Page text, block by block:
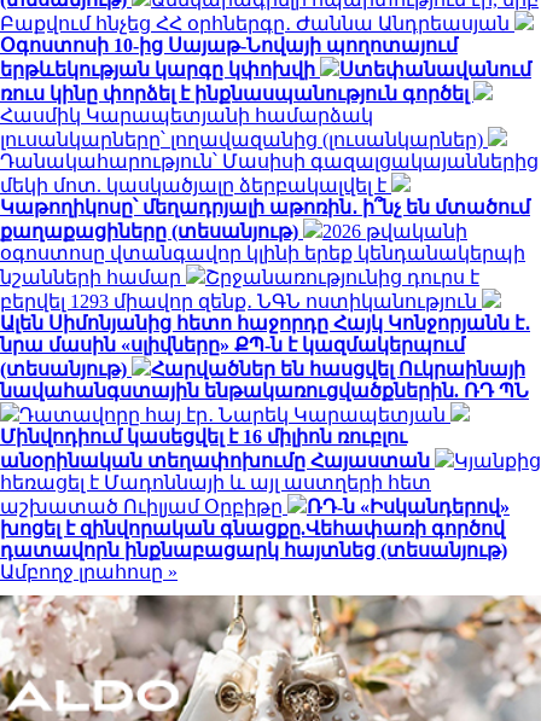
Բաքվում հնչեց ՀՀ օրհներգը․ Ժաննա Անդրեասյան
Օգոստոսի 10-ից Սայաթ-Նովայի պողոտայում
երթևեկության կարգը կփոխվի
Ստեփանավանում
ռուս կինը փորձել է ինքնասպանություն գործել
Հասմիկ Կարապետյանի համարձակ
լուսանկարները՝ լողավազանից (լուսանկարներ)
Դանակահարություն՝ Մասիսի գազալցակայաններից
մեկի մոտ. կասկածյալը ձերբակալվել է
Կաթողիկոսը՝ մեղադրյալի աթոռին․ ի՞նչ են մտածում
քաղաքացիները (տեսանյութ)
2026 թվականի
օգոստոսը վտանգավոր կլինի երեք կենդանակերպի
նշանների համար
Շրջանառությունից դուրս է
բերվել 1293 միավոր զենք․ ՆԳՆ ոստիկանություն
Ալեն Սիմոնյանից հետո հաջորդը Հայկ Կոնջորյանն է․
նրա մասին «սլիվները» ՔՊ-ն է կազմակերպում
(տեսանյութ)
Հարվածներ են հասցվել Ուկրաինայի
նավահանգստային ենթակառուցվածքներին. ՌԴ ՊՆ
Դատավորը հայ էր․ Նարեկ Կարապետյան
Մինվոդիում կասեցվել է 16 միլիոն ռուբլու
անօրինական տեղափոխումը Հայաստան
Կյանքից
հեռացել է Մադոննայի և այլ աստղերի հետ
աշխատած Ուիլյամ Օրբիթը
ՌԴ-ն «Իսկանդերով»
խոցել է զինվորական գնացքը.Վեհափառի գործով
դատավորն ինքնաբացարկ հայտնեց (տեսանյութ)
Ամբողջ լրահոսը »